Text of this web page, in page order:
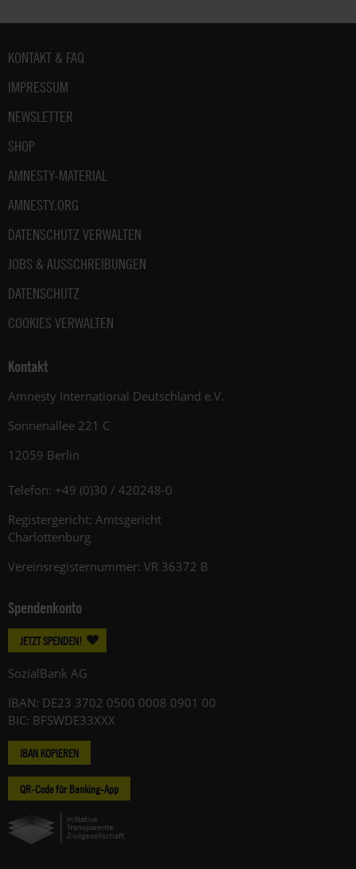
Fußbereich
KONTAKT & FAQ
IMPRESSUM
NEWSLETTER
SHOP
AMNESTY-MATERIAL
AMNESTY.ORG
DATENSCHUTZ VERWALTEN
JOBS & AUSSCHREIBUNGEN
DATENSCHUTZ
COOKIES VERWALTEN
Kontakt
Amnesty International Deutschland e.V.
Sonnenallee 221 C
12059 Berlin
Telefon: +49 (0)30 / 420248-0
Registergericht: Amtsgericht
Charlottenburg
Vereinsregisternummer: VR 36372 B
Spendenkonto
JETZT SPENDEN!
SozialBank AG
IBAN: DE23 3702 0500 0008 0901 00
BIC: BFSWDE33XXX
IBAN KOPIEREN
QR-Code für Banking-App